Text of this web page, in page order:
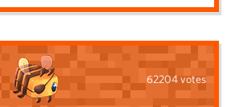
62204 votes